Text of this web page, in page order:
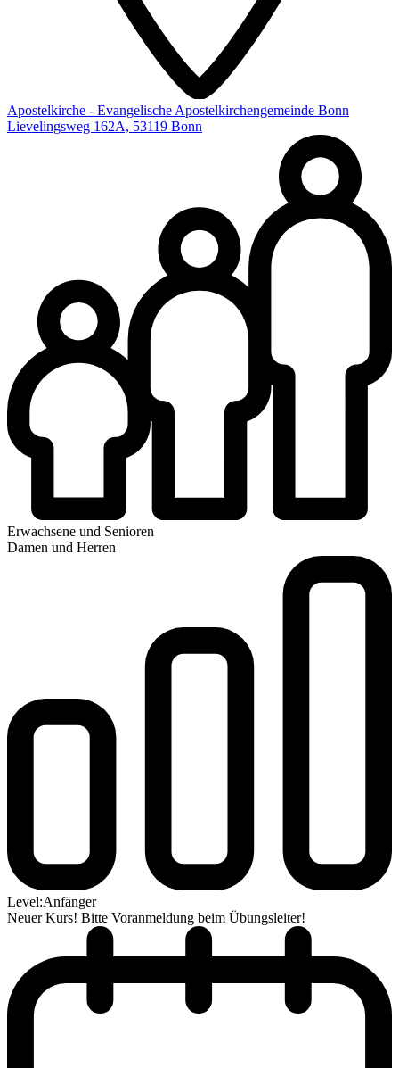
Apostelkirche - Evangelische Apostelkirchengemeinde Bonn
Lievelingsweg 162A, 53119 Bonn
Erwachsene und Senioren
Damen und Herren
Level:Anfänger
Neuer Kurs! Bitte Voranmeldung beim Übungsleiter!